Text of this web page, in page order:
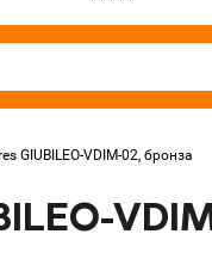
GIUBILEO-VDIM-02, бронза